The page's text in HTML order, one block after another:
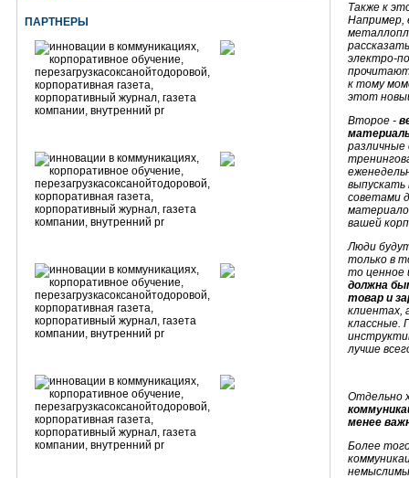
ПАРТНЕРЫ
Также к
Например,
электро-
к тому
этот
Второе -
различные
выпускать
советами
вашей
Люди
только в
то ценное
должна
товар и
клиентах,
классные.
лучше
Отдельно
менее
Более